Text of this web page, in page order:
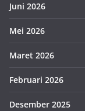
Juni 2026
Mei 2026
Maret 2026
Februari 2026
Desember 2025